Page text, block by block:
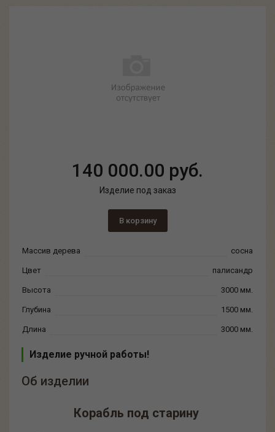
140 000.00 руб.
Изделие под заказ
В корзину
Массив дерева сосна
Цвет палисандр
Высота 3000 мм.
Глубина 1500 мм.
Длина 3000 мм.
Изделие ручной работы!
Об изделии
Корабль под старину